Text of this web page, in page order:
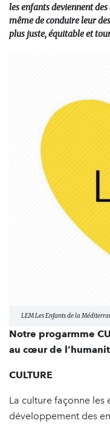
les enfants deviennent
même de conduire leur
plus juste, équitable et
LEM Les Enfants de la
Notre progarmme
au cœur de
CULTURE
La culture façonne les
développement des